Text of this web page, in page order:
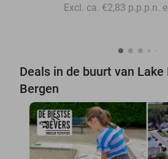
Excl. ca. €2,83 p.p.p.n.
Deals in de buurt van Lake
Bergen